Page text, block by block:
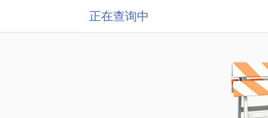
正在查询中